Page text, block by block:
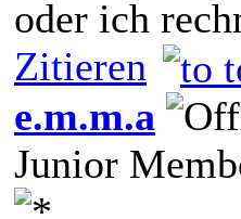
oder ich
Zitieren
e.m.m.a
Junior